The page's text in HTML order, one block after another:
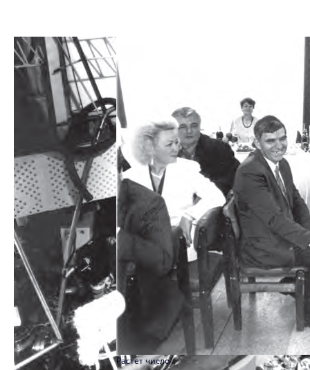
1999
1998
1997
1996
1994
1993
1992
1990
1989
1988
1987
Растет число